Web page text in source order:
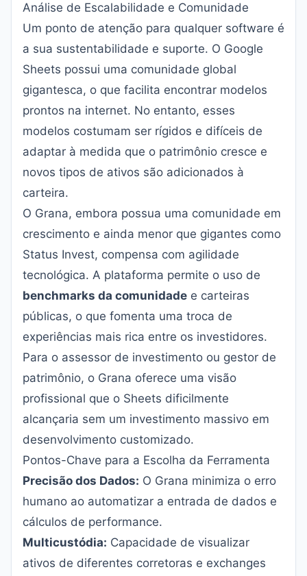
Análise de Escalabilidade e Comunidade
Um ponto de atenção para qualquer software é
a sua sustentabilidade e suporte. O Google
Sheets possui uma comunidade global
gigantesca, o que facilita encontrar modelos
prontos na internet. No entanto, esses
modelos costumam ser rígidos e difíceis de
adaptar à medida que o patrimônio cresce e
novos tipos de ativos são adicionados à
carteira.
O Grana, embora possua uma comunidade em
crescimento e ainda menor que gigantes como
Status Invest, compensa com agilidade
tecnológica. A plataforma permite o uso de
benchmarks da comunidade e carteiras
públicas, o que fomenta uma troca de
experiências mais rica entre os investidores.
Para o assessor de investimento ou gestor de
patrimônio, o Grana oferece uma visão
profissional que o Sheets dificilmente
alcançaria sem um investimento massivo em
desenvolvimento customizado.
Pontos-Chave para a Escolha da Ferramenta
Precisão dos Dados: O Grana minimiza o erro
humano ao automatizar a entrada de dados e
cálculos de performance.
Multicustódia: Capacidade de visualizar
ativos de diferentes corretoras e exchanges